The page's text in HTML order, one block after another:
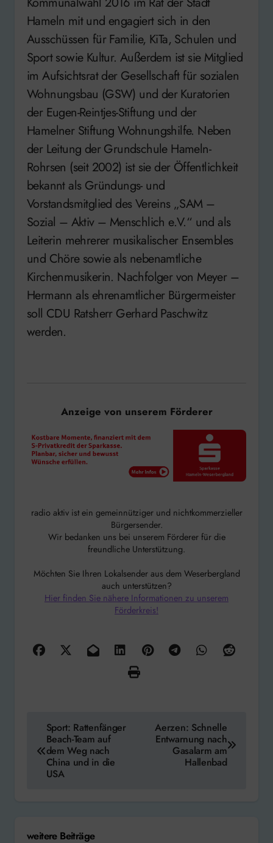
Hameln mit und engagiert sich in den
Ausschüssen für Familie, KiTa, Schulen und
Sport sowie Kultur. Außerdem ist sie Mitglied
im Aufsichtsrat der Gesellschaft für sozialen
Wohnungsbau (GSW) und der Kuratorien
der Eugen-Reintjes-Stiftung und der
Hamelner Stiftung Wohnungshilfe. Neben
der Leitung der Grundschule Hameln-
Rohrsen (seit 2002) ist sie der Öffentlichkeit
bekannt als Gründungs- und
Vorstandsmitglied des Vereins „SAM –
Sozial – Aktiv – Menschlich e.V.“ und als
Leiterin mehrerer musikalischer Ensembles
und Chöre sowie als nebenamtliche
Kirchenmusikerin. Nachfolger von Meyer –
Hermann als ehrenamtlicher Bürgermeister
soll CDU Ratsherr Gerhard Paschwitz
werden.
Anzeige von unserem Förderer
radio aktiv ist ein gemeinnütziger und nichtkommerzieller
Bürgersender.
Wir bedanken uns bei unserem Förderer für die
freundliche Unterstützung.
Möchten Sie Ihren Lokalsender aus dem Weserbergland
auch unterstützen?
Hier finden Sie nähere Informationen zu unserem
Förderkreis!
Beitragsnavigation
Sport: Rattenfänger
Beach-Team auf
dem Weg nach
China und in die
USA
Aerzen: Schnelle
Entwarnung nach
Gasalarm am
Hallenbad
weitere Beiträge